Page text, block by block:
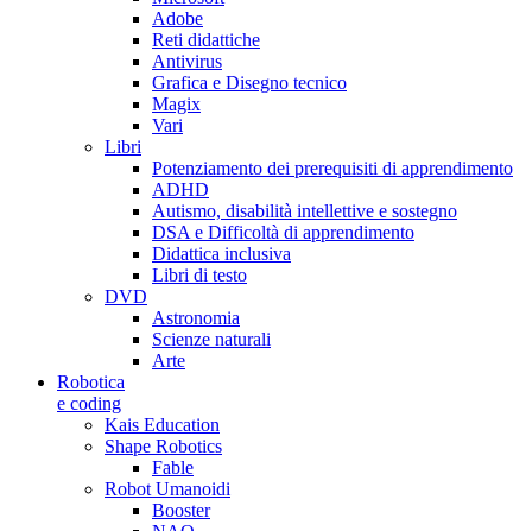
Adobe
Reti didattiche
Antivirus
Grafica e Disegno tecnico
Magix
Vari
Libri
Potenziamento dei prerequisiti di apprendimento
ADHD
Autismo, disabilità intellettive e sostegno
DSA e Difficoltà di apprendimento
Didattica inclusiva
Libri di testo
DVD
Astronomia
Scienze naturali
Arte
Robotica
e coding
Kais Education
Shape Robotics
Fable
Robot Umanoidi
Booster